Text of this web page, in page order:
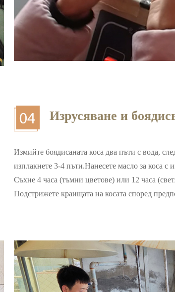
Изрусяване и
Измийте боядисаната коса два пъти с вода,
изплакнете 3-4 пъти.Нанесете масло за коса с
Съхне 4 часа (тъмни цветове) или 12 часа
Подстрижете краищата на косата според